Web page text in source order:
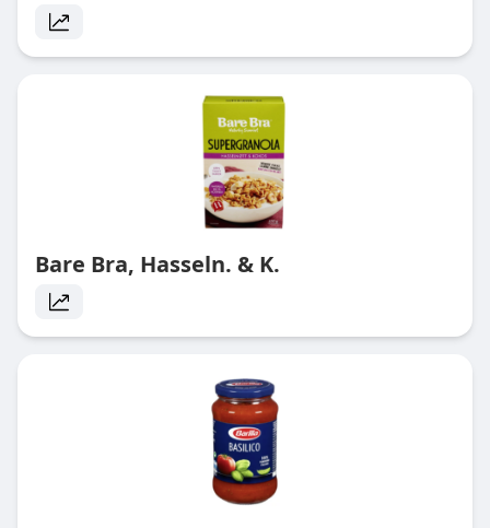
Bare Bra, Hasseln. & K.